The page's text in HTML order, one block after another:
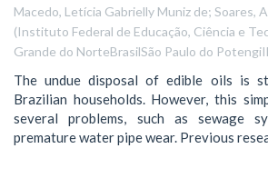
Macedo, Letícia Gabrielly Muniz de; Soares,
(Instituto Federal de Educação, Ciência e
Grande do NorteBrasilSão Paulo do
The undue disposal of edible oils is
Brazilian households. However, this
several problems, such as sewage
premature water pipe wear. Previous